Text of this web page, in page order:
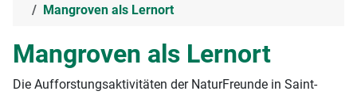
Mangroven als Lernort
Mangroven als Lernort
Die Aufforstungsaktivitäten der NaturFreunde in Saint-